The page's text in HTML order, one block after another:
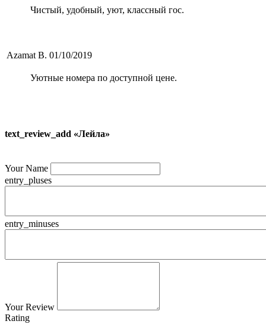
Чистый, удобный, уют, классный гос.
Azamat B. 01/10/2019
Уютные номера по доступной цене.
text_review_add «Лейла»
Your Name
entry_pluses
entry_minuses
Your Review
Rating